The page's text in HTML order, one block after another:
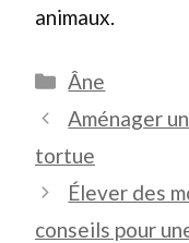
animaux.
Catégories
Âne
Aménager
tortue
Élever des
conseils pour